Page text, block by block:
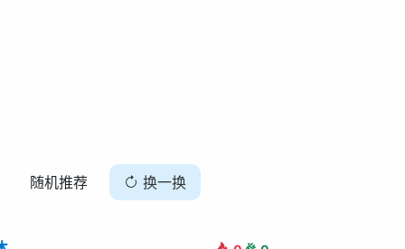
随机推荐 换一换